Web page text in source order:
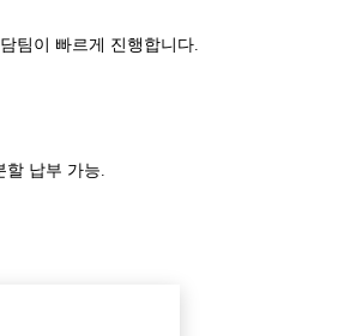
팀이 빠르게 진행합니다.
할 납부 가능.